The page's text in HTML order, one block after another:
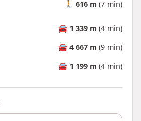
🚶 616 m (7 min)
🚘 1 339 m (4 min)
🚘 4 667 m (9 min)
🚘 1 199 m (4 min)